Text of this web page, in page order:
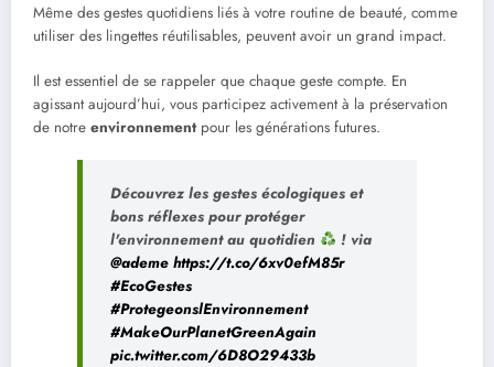
Même des gestes quotidiens liés à votre routine de beauté, comme
utiliser des lingettes réutilisables, peuvent avoir un grand impact.
Il est essentiel de se rappeler que chaque geste compte. En
agissant aujourd’hui, vous participez activement à la préservation
de notre environnementpour les générations futures.
Découvrez les gestes écologiques et
bons réflexes pour protéger
l'environnement au quotidien
! via
@ademe https://t.co/6xv0efM85r
#EcoGestes
#ProtegeonslEnvironnement
#MakeOurPlanetGreenAgain
pic.twitter.com/6D8O29433b